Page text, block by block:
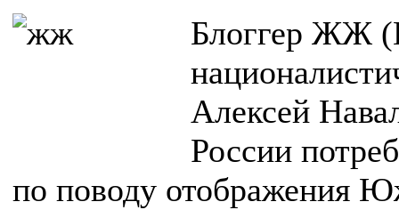
Блоггер ЖЖ
Алексей
России
по поводу отображения